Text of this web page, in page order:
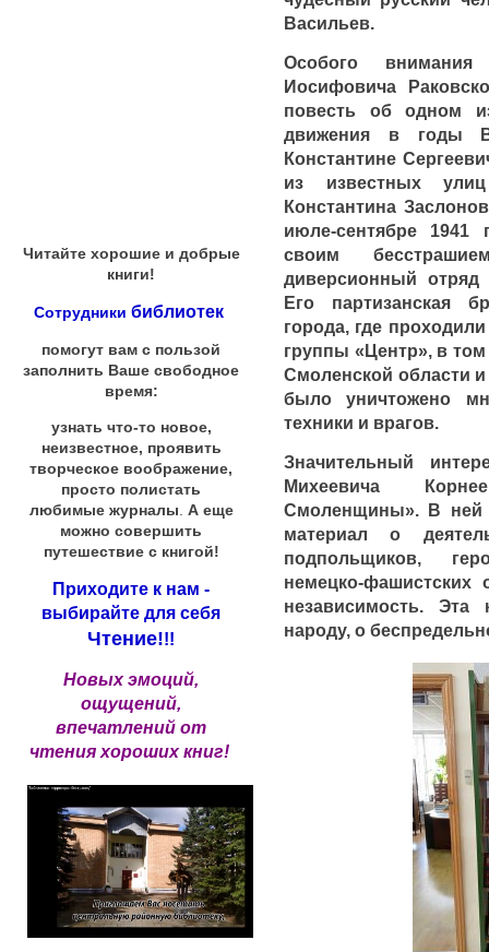
Васильев.
Особого внимания
Иосифовича
повесть об одном
движения в годы
Константине
из известных
Константина
июле-сентябре 1941
своим
диверсионный
Его партизанская
города, где
группы «Центр», в
Смоленской области
было уничтожено
техники и врагов.
Значительный
Михеевича
Смоленщины». В ней
материал о
подпольщиков,
немецко-фашистских
независимость. Эта
народу, о
Читайте хорошие и добрые
книги!
Сотрудники библиотек
помогут вам с пользой
заполнить Ваше свободное
время:
узнать что-то новое,
неизвестное, проявить
творческое воображение,
просто полистать
любимые журналы А еще
можно совершить
путешествие с книгой!
Приходите к нам -
выбирайте для себя
Чтение!!!
Новых эмоций,
ощущений,
впечатлений от
чтения хороших книг!